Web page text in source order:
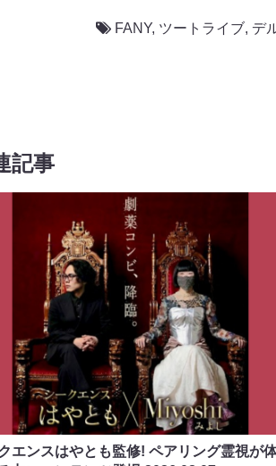
FANY, ツートライブ, デ
記事
エンスはやとも監修! ペアリング霊視が